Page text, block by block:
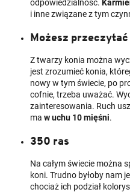
odpowiedzialność.
i inne związane z tym
Możesz
Z twarzy konia można
jest zrozumieć konia,
nowy w tym świecie, po
cofnie, trzeba uważać.
zainteresowania. Ruch
ma w uchu 10 mięśni.
350 ras
Na całym świecie można
koni. Trudno byłoby nam
chociaż ich podział